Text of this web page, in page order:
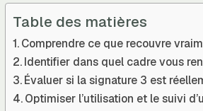
Table des matières
Comprendre ce que recouvre
Identifier dans quel cadre vous
Évaluer si la signature 3 est
Optimiser l’utilisation et le suivi